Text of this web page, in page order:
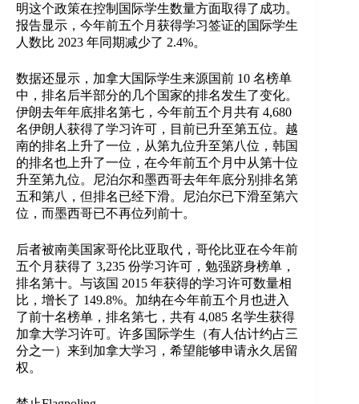
明这个政策在控制国际学生数量方面取得了成功。
报告显示，今年前五个月获得学习签证的国际学生
人数比 2023 年同期减少了 2.4%。
数据还显示，加拿大国际学生来源国前 10 名榜单
中，排名后半部分的几个国家的排名发生了变化。
伊朗去年年底排名第七，今年前五个月共有 4,680
名伊朗人获得了学习许可，目前已升至第五位。越
南的排名上升了一位，从第九位升至第八位，韩国
的排名也上升了一位，在今年前五个月中从第十位
升至第九位。尼泊尔和墨西哥去年年底分别排名第
五和第八，但排名已经下滑。尼泊尔已下滑至第六
位，而墨西哥已不再位列前十。
后者被南美国家哥伦比亚取代，哥伦比亚在今年前
五个月获得了 3,235 份学习许可，勉强跻身榜单，
排名第十。与该国 2015 年获得的学习许可数量相
比，增长了 149.8%。加纳在今年前五个月也进入
了前十名榜单，排名第七，共有 4,085 名学生获得
加拿大学习许可。许多国际学生（有人估计约占三
分之一）来到加拿大学习，希望能够申请永久居留
权。